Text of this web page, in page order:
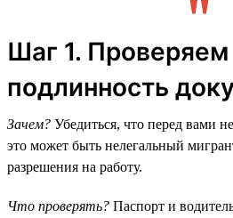
Шаг 1. Проверяем
подлинность
Зачем? Убедиться, что перед вами
это может быть нелегальный
разрешения на работу.
Что проверять? Паспорт и